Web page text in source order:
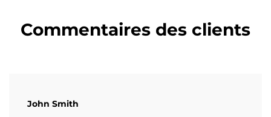
Commentaires des clients
John Smith